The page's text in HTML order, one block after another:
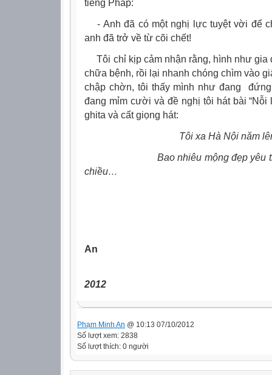
tiếng Pháp:
- Anh đã có một nghị lực tuyệt vời để
anh đã trở về từ cõi chết!
Tôi chỉ kịp cảm nhận rằng, hình như gia
chữa bệnh, rồi lại nhanh chóng chìm vào
chập chờn, tôi thấy mình như đang
đang mỉm cười và đề nghị tôi hát bài
ghita và cất giọng hát:
Tôi xa Hà Nội năm
Bao nhiêu mộng đẹp yêu
chiều…
An
2012
Phạm Minh An @ 10:13 07/10/2012
Số lượt xem: 2838
Số lượt thích: 0 người